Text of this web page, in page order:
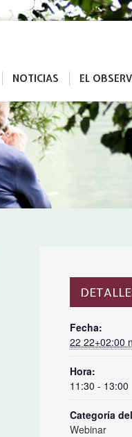
NOTICIAS EL
Fecha:
22 22+02:00
Hora:
11:30 - 13:00
Categoría
Webinar